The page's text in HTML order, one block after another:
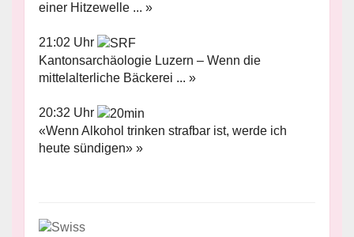
einer Hitzewelle ... »
21:02 Uhr
Kantonsarchäologie Luzern – Wenn die
mittelalterliche Bäckerei ... »
20:32 Uhr
«Wenn Alkohol trinken strafbar ist, werde ich
heute sündigen» »